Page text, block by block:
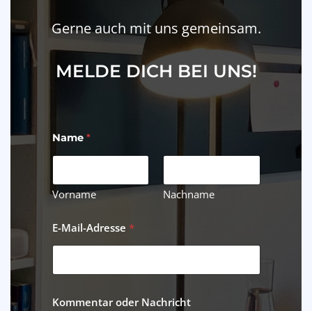
Gerne auch mit uns gemeinsam.
MELDE DICH BEI UNS!
Name *
Vorname Nachname
E-Mail-Adresse *
Kommentar oder Nachricht